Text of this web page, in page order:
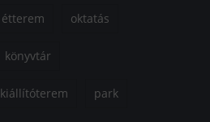
étterem oktatás
könyvtár
kiállítóterem park